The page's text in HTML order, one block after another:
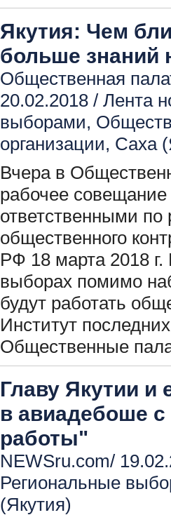
Якутия: Чем
больше знаний
Общественная
20.02.2018 / Лента
выборами,
организации, Саха
Вчера в
рабочее
ответственными по
общественного
РФ 18 марта 2018 г.
выборах помимо
будут работать
Институт
Общественные
Главу Якутии и
в авиадебоше с
работы"
NEWSru.com/
Региональные
(Якутия)